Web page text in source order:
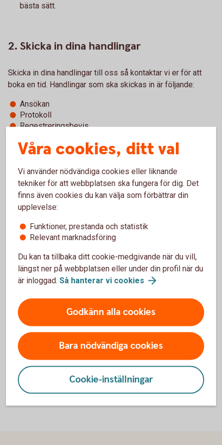
bästa sätt.
2. Skicka in dina handlingar
Skicka in dina handlingar till oss så kontaktar vi er för att
boka en tid. Handlingar som ska skickas in är följande:
Ansökan
Protokoll
Regestreringsbevis
3. Ta med till banken
Alla medlemmar i UF-företaget ska vara med på mötet och
Ta med följande till mötet, om det inte lämnats in i
Giltig legitimation (t.ex. ID-kort eller pass)
Ansökan för UF-företag
Protokoll från konstituerande möte
ungföretagsamhet.se
Godkännande för eventuell omyndig i företaget
Lycka till som företagare!
Våra cookies, ditt val
Vi använder nödvändiga cookies eller liknande
tekniker för att webbplatsen ska fungera för dig. Det
finns även cookies du kan välja som förbättrar din
upplevelse:
Funktioner, prestanda och statistik
Relevant marknadsföring
Du kan ta tillbaka ditt cookie-medgivande när du vill,
längst ner på webbplatsen eller under din profil när du
är inloggad. Så hanterar vi cookies
Godkänn alla cookies
Bara nödvändiga cookies
Cookie-inställningar